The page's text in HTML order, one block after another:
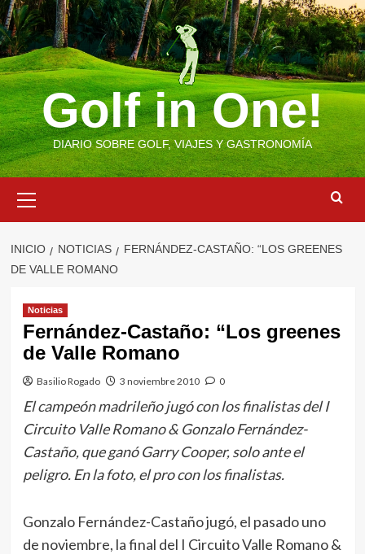
Saltar
al
contenido
Golf in One!
DIARIO SOBRE GOLF, VIAJES Y GASTRONOMÍA
primario
INICIO NOTICIAS
FERNÁNDEZ-CASTAÑO: “LOS GREENES
DE VALLE ROMANO
Noticias
Fernández-Castaño: “Los greenes
de Valle Romano
Basilio Rogado 3 noviembre 2010 0
El campeón madrileño jugó con los finalistas del I
Circuito Valle Romano & Gonzalo Fernández-
Castaño, que ganó Garry Cooper, solo ante el
peligro. En la foto, el pro con los finalistas.
Gonzalo Fernández-Castaño jugó, el pasado uno
de noviembre, la final del I Circuito Valle Romano &